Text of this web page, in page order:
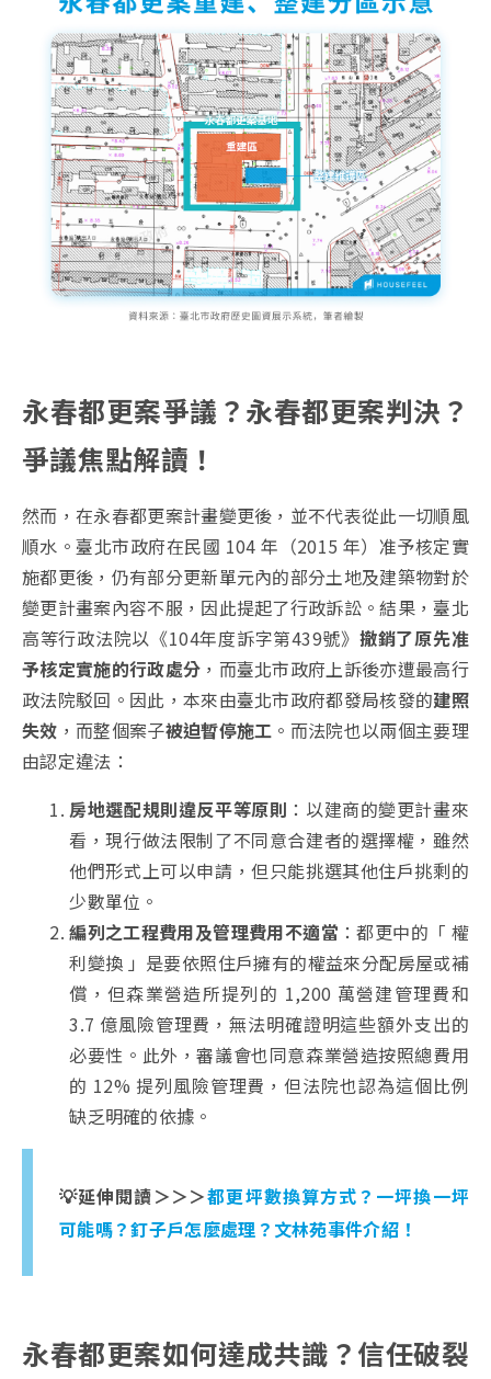
永春都更案爭議？永春都更案判決？
爭議焦點解讀！
然而，在永春都更案計畫變更後，並不代表從此一切順風
順水。臺北市政府在民國 104 年（2015 年）准予核定實
施都更後，仍有部分更新單元內的部分土地及建築物對於
變更計畫案內容不服，因此提起了行政訴訟。結果，臺北
高等行政法院以《104年度訴字第439號》 撤銷了原先准
予核定實施的行政處分 ，而臺北市政府上訴後亦遭最高行
政法院駁回。因此，本來由臺北市政府都發局核發的建照
失效 ，而整個案子被迫暫停施工 。而法院也以兩個主要理
由認定違法：
房地選配規則違反平等原則 ：以建商的變更計畫來
看，現行做法限制了不同意合建者的選擇權，雖然
他們形式上可以申請，但只能挑選其他住戶挑剩的
少數單位。
編列之工程費用及管理費用不適當 ：都更中的「 權
利變換 」是要依照住戶擁有的權益來分配房屋或補
償，但森業營造所提列的 1,200 萬營建管理費和
3.7 億風險管理費，無法明確證明這些額外支出的
必要性。此外，審議會也同意森業營造按照總費用
的 12% 提列風險管理費，但法院也認為這個比例
缺乏明確的依據。
💡延伸閱讀＞＞＞都更坪數換算方式？一坪換一坪
可能嗎？釘子戶怎麼處理？文林苑事件介紹！
永春都更案如何達成共識？信任破裂